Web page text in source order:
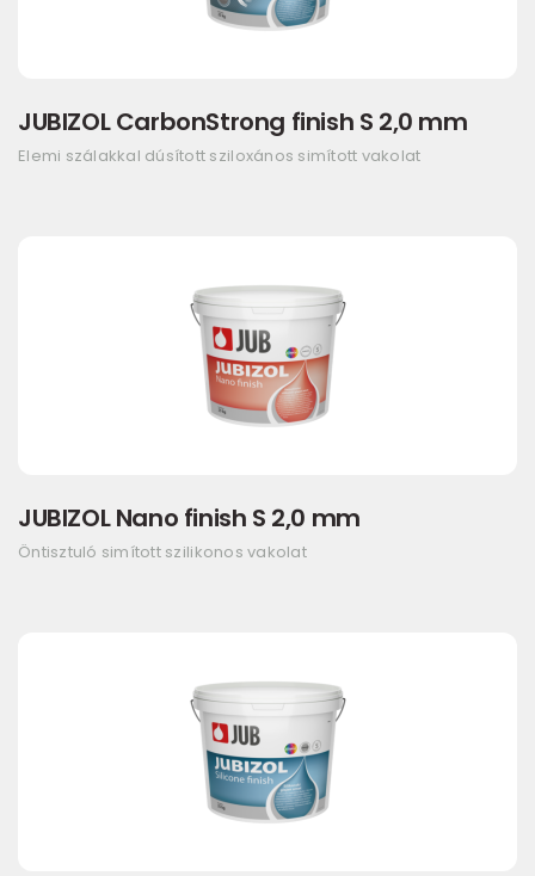
JUBIZOL CarbonStrong finish S 2,0 mm
Elemi szálakkal dúsított sziloxános simított vakolat
JUBIZOL Nano finish S 2,0 mm
Öntisztuló simított szilikonos vakolat